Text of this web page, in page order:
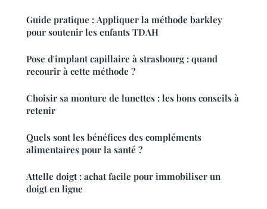
Guide pratique : Appliquer la méthode barkley
pour soutenir les enfants TDAH
Pose d'implant capillaire à strasbourg : quand
recourir à cette méthode ?
Choisir sa monture de lunettes : les bons conseils à
retenir
Quels sont les bénéfices des compléments
alimentaires pour la santé ?
Attelle doigt : achat facile pour immobiliser un
doigt en ligne